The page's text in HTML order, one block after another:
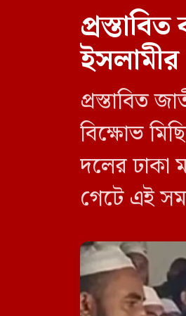
ইসলামীর
প্রস্তাবিত
বিক্ষোভ
দলের ঢাকা
গেটে এই